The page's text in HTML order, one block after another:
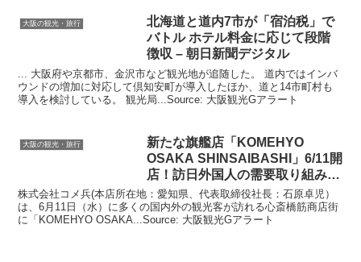
大阪の観光・旅行
北海道と道内7市が「宿泊税」で
バトル ホテル料金に応じて段階
徴収 – 朝日新聞デジタル
... 大阪府や京都市、金沢市など観光地が追随した。 道内ではインバ
ウンドの増加に対応して倶知安町が導入したほか、道と14市町村も
導入を検討している。 観光局...Source: 大阪観光Gアラート
大阪の観光・旅行
新たな旗艦店「KOMEHYO
OSAKA SHINSAIBASHI」6/11開
店！訪日外国人の需要取り組みを
…
株式会社コメ兵(本店所在地：愛知県、代表取締役社長：石原卓児）
は、6月11日（水）に多くの国内外の観光客が訪れる心斎橋筋商店街
に「KOMEHYO OSAKA...Source: 大阪観光Gアラート